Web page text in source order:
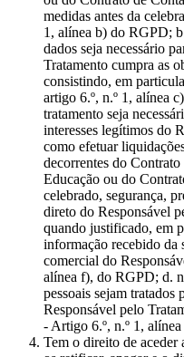
medidas antes da
1, alínea b) do RGPD;
dados seja necessário
Tratamento cumpra as
consistindo, em
artigo 6.º, n.º 1, alínea
tratamento seja
interesses legítimos do
como efetuar
decorrentes do
Educação ou do
celebrado, segurança,
direto do Responsável
quando justificado, em
informação recebido da
comercial do
alínea f), do RGPD; d.
pessoais sejam
Responsável pelo
- Artigo 6.º, n.º 1,
Tem o direito de aceder